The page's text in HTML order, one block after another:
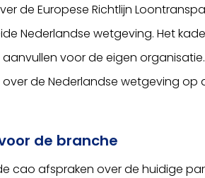
de Europese Richtlijn
Nederlandse wetgeving. Het
voor de eigen
over de Nederlandse wetgeving
de branche
cao afspraken over de huidige